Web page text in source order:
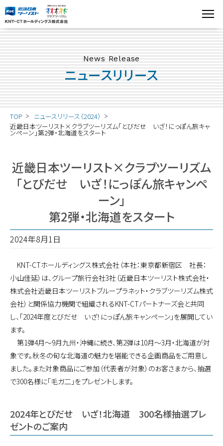
News Release
ニュースリリース
TOP
ニュースリリース（2024）
近畿日本ツーリスト×クラブツーリズム「とびだせ いざ！にっぽん旅キャ
ンペーン」第2弾・北海道をスタート
近畿日本ツーリスト×クラブツーリズム
「とびだせ いざ！にっぽん旅キャンペ
ーン」
第2弾・北海道をスタート
2024年8月1日
KNT-CTホールディングス株式会社（本社：東京都新宿区 社長：
小山佳延）は、グループ旅行会社3社（近畿日本ツーリスト株式会社・
株式会社近畿日本ツーリストブループラネット・クラブツーリズム株式
会社）と関係協力機関で組織されるKNT-CTパートナーズ会と共同
し、「2024年度とびだせ いざ！にっぽん旅キャンペーン」を展開してい
ます。
第1弾4月～9月九州・沖縄に続き、第2弾は10月～3月・北海道が対
象です。秋冬の旬な北海道の魅力を堪能できる企画商品をご用意し
ました。また対象商品にご参加（代表者が対象）のお客さまから、抽選
で300名様に「毛ガ二」をプレゼントします。
2024年とびだせ いざ！北海道 300名様抽選プレ
ゼントのご案内